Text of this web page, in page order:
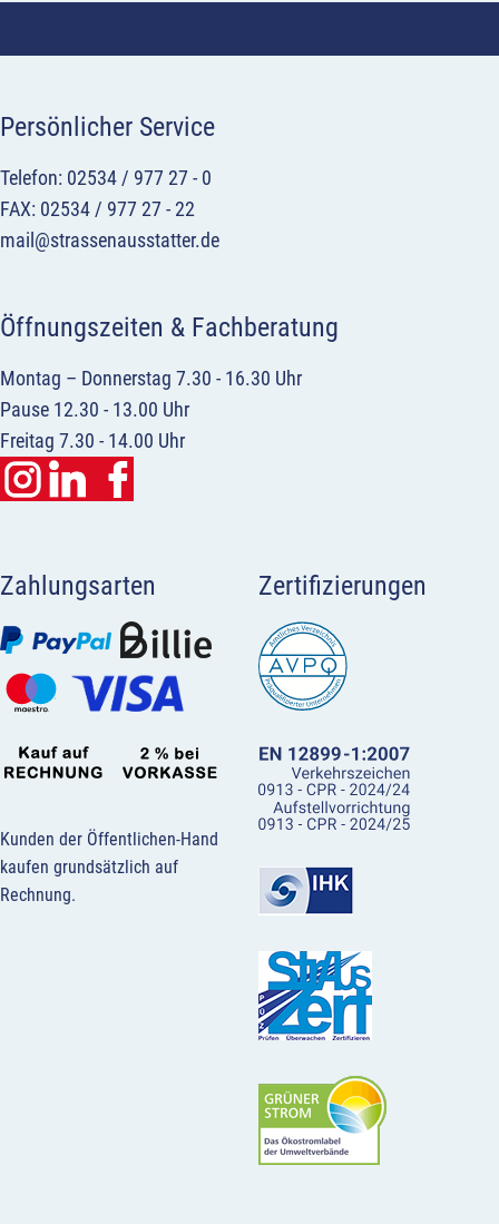
Persönlicher Service
Telefon: 02534 / 977 27 - 0
FAX: 02534 / 977 27 - 22
mail@strassenausstatter.de
Öffnungszeiten & Fachberatung
Montag – Donnerstag 7.30 - 16.30 Uhr
Pause 12.30 - 13.00 Uhr
Freitag 7.30 - 14.00 Uhr
Zahlungsarten
Kunden der Öffentlichen-Hand
kaufen grundsätzlich auf
Rechnung.
Zertifizierungen